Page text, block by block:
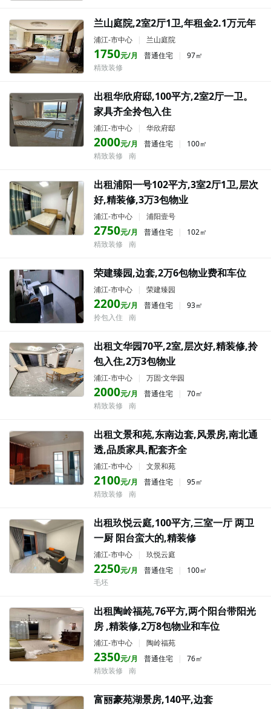
兰山庭院,2室2厅1卫,年租金2.1万元年
浦江-市中心 | 兰山庭院
1750元/月 普通住宅 |
97㎡
精致装修
出租华欣府邸,100平方,2室2厅一卫。
家具齐全拎包入住
浦江-市中心 | 华欣府邸
2000元/月 普通住宅 |
100㎡
精致装修
南
出租浦阳一号102平方,3室2厅1卫,层次
好,精装修,3万3包物业
浦江-市中心 | 浦阳壹号
2750元/月 普通住宅 |
102㎡
精致装修
南
荣建臻园,边套,2万6包物业费和车位
浦江-市中心 | 荣建臻园
2200元/月 普通住宅 |
93㎡
拎包入住
南
出租文华园70平,2室,层次好,精装修,拎
包入住,2万3包物业
浦江-市中心 | 万固·文华园
2000元/月 普通住宅 |
70㎡
精致装修
南
出租文景和苑,东南边套,风景房,南北通
透,品质家具,配套齐全
浦江-市中心 | 文景和苑
2100元/月 普通住宅 |
95㎡
精致装修
南
出租玖悦云庭,100平方,三室一厅 两卫
一厨 阳台蛮大的,精装修
浦江-市中心 | 玖悦云庭
2250元/月 普通住宅 |
100㎡
毛坯
出租陶岭福苑,76平方,两个阳台带阳光
房 ,精装修,2万8包物业和车位
浦江-市中心 | 陶岭福苑
2350元/月 普通住宅 |
76㎡
精致装修
南
富丽豪苑湖景房,140平,边套